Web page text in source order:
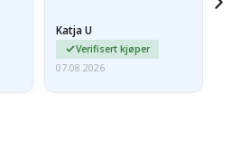
Katja U
Verifisert kjøper
07.08.2026